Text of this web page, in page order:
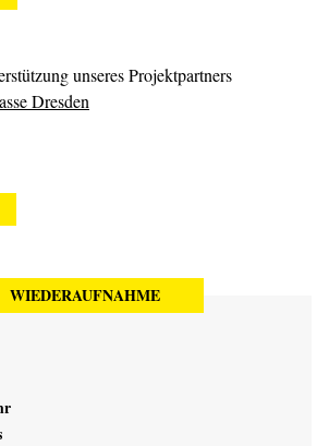
unseres Projektpartners
Dresden
WIEDERAUFNAHME